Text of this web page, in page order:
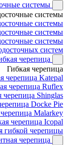
системы
системы
системы
системы
системы
систем
черепица
Гибкая черепица
черепица Katepal
черепица Ruflex
черепица Shinglas
Docke Pie
Malarkey
черепица Icopal
гибкой черепицы
черепица